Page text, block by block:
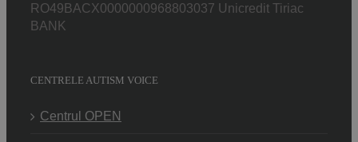
RO49BACX0000000968803037 Unicredit Tiriac
BANK
CENTRELE AUTISM VOICE
Centrul OPEN